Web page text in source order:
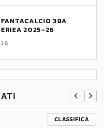
38A
2025-26
CLASSIFICA